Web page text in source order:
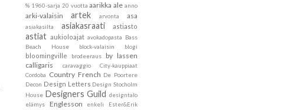
% 1960-sarja 20 vuotta aarikka ale anno
arki-valaisin artek arvonta asa
asiakasilta asiakasraati astiasto
astiat aukioloajat avokadopasta
Bass
Beach House
block-valaisin blogi
bloomingville brodeeraus
by lassen
calligaris
caravaggio
City-kauppiaat
Cordoba
Country French De Poortere
Decon Design Letters Design Stocholm
House Designers Guild designtalo
elämys
Englesson enkeli
Ester&Erik